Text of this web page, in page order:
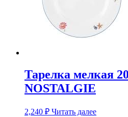
Тарелка мелкая
NOSTALGIE
2,240 ₽ Читать далее